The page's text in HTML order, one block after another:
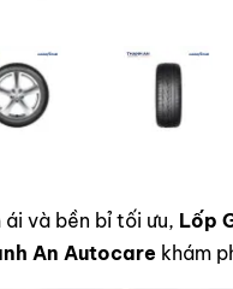
và bền bỉ tối ưu, Lốp
An Autocare khám